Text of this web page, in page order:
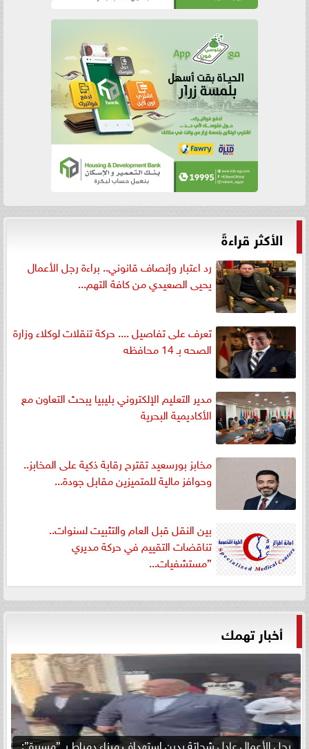
الأكثر قراءةً
رد اعتبار وإنصاف قانوني.. براءة رجل الأعمال
يحيى الصعيدي من كافة التهم...
تعرف على تفاصيل .... حركة تنقلات لوكلاء وزارة
الصحه بـ 14 محافظه
مدير التعليم الإلكتروني بليبيا يبحث التعاون مع
الأكاديمية البحرية
مخابز بورسعيد تقترح رقابة ذكية على المخابز..
وحوافز مالية للمتميزين مقابل جودة...
بين النقل قبل العام والتثبيت لسنوات..
تناقضات التقييم في حركة مديري
”مستشفيات...
أخبار تهمك
رجل الأعمال عادل شحاتة يدين استهداف ميناء دمياط بـ ”مسيرة”: